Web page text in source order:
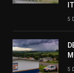
5
5